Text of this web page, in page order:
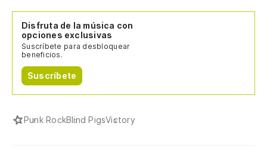
Disfruta de la música con
opciones exclusivas
Suscríbete para desbloquear
beneficios.
Suscríbete
Punk RockBlind PigsVictory